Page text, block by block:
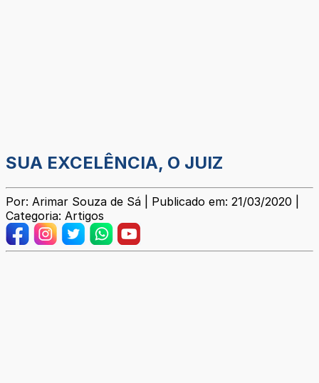
SUA EXCELÊNCIA, O JUIZ
Por: Arimar Souza de Sá | Publicado em: 21/03/2020 |
Categoria: Artigos